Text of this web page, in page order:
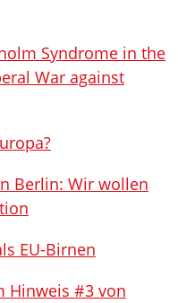
Syndrome in the
War against
Berlin: Wir wollen
EU-Birnen
Hinweis #3 von